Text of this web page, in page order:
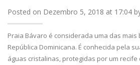
Posted on Dezembro 5, 2018 at 17:04
Praia Bávaro é considerada uma das mais
República Dominicana. É conhecida pela
águas cristalinas, protegidas por um recife